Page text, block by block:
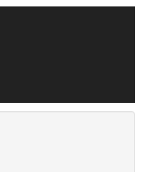
seminar-trening tashkil